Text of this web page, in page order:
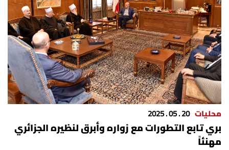
محليات 20 . 05 . 2025
بري تابع التطورات مع زواره وأبرق لنظيره الجزائري
مهنئاً